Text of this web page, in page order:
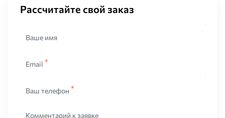
Рассчитайте свой заказ
Ваше имя
Email
Ваш телефон
Комментарий к заявке